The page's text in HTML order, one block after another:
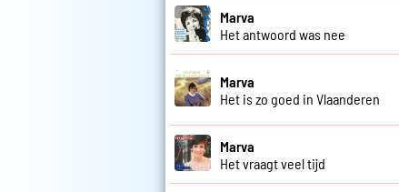
Marva
Het antwoord was nee
Marva
Het is zo goed in Vlaanderen
Marva
Het vraagt veel tijd